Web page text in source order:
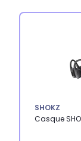
SHOKZ
Casque